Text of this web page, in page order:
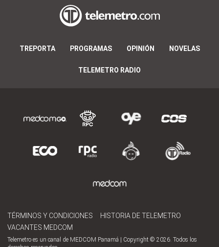
TREPORTA PROGRAMAS OPINIÓN NOVELAS
TELEMETRO RADIO
TÉRMINOS Y CONDICIONES
HISTORIA DE TELEMETRO
VACANTES MEDCOM
Telemetro es un canal de MEDCOM Panamá | Copyright © 2026. Todos los